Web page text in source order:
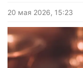
20 мая 2026, 15:23